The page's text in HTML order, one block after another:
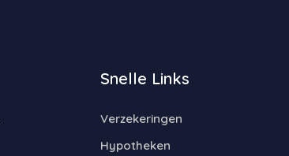
Snelle Links
Verzekeringen
Hypotheken